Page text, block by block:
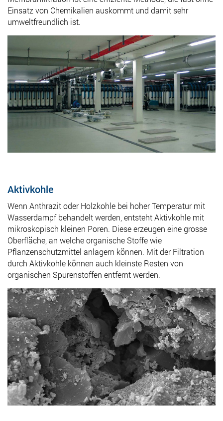
Einsatz von Chemikalien auskommt und damit sehr
umweltfreundlich ist.
Aktivkohle
Wenn Anthrazit oder Holzkohle bei hoher Temperatur mit
Wasserdampf behandelt werden, entsteht Aktivkohle mit
mikroskopisch kleinen Poren. Diese erzeugen eine grosse
Oberfläche, an welche organische Stoffe wie
Pflanzenschutzmittel anlagern können. Mit der Filtration
durch Aktivkohle können auch kleinste Resten von
organischen Spurenstoffen entfernt werden.